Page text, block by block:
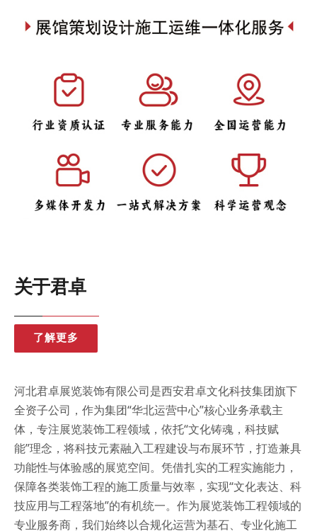
关于君卓
了解更多
河北君卓展览装饰有限公司是西安君卓文化科技集团旗下
全资子公司，作为集团“华北运营中心”核心业务承载主
体，专注展览装饰工程领域，依托“文化铸魂，科技赋
能”理念，将科技元素融入工程建设与布展环节，打造兼具
功能性与体验感的展览空间。凭借扎实的工程实施能力，
保障各类装饰工程的施工质量与效率，实现“文化表达、科
技应用与工程落地”的有机统一。作为展览装饰工程领域的
专业服务商，我们始终以合规化运营为基石、专业化施工